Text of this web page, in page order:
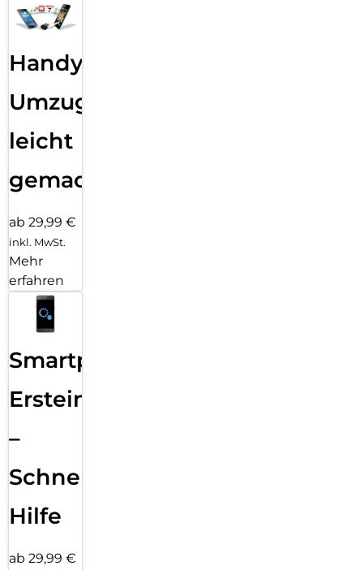
Handy
Umzug
leicht
gemacht!
ab 29,99 €
inkl. MwSt.
Mehr
erfahren
Smartphone
Ersteinrichtung
–
Schnelle
Hilfe
ab 29,99 €